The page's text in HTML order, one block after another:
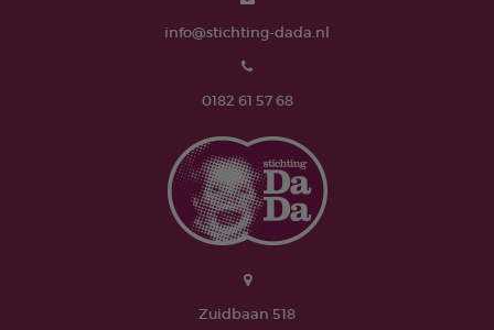
info@stichting-dada.nl
0182 61 57 68
Zuidbaan 518